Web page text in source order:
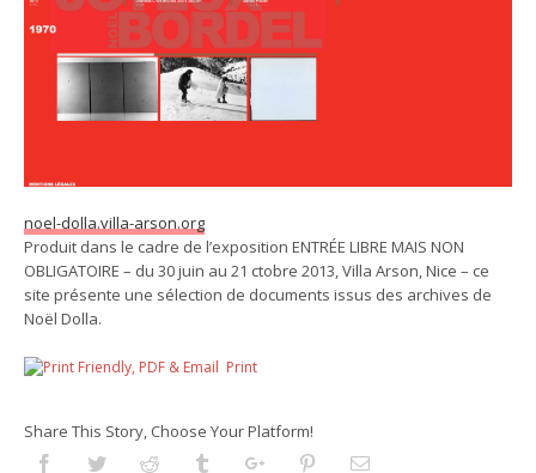
noel-dolla.villa-arson.org
Produit dans le cadre de l’exposition ENTRÉE LIBRE MAIS NON
OBLIGATOIRE – du 30 juin au 21 ctobre 2013, Villa Arson, Nice – ce
site présente une sélection de documents issus des archives de
Noël Dolla.
Print
Share This Story, Choose Your Platform!
FacebookTwitterReddit TumblrGoogleplusPinterestEmail